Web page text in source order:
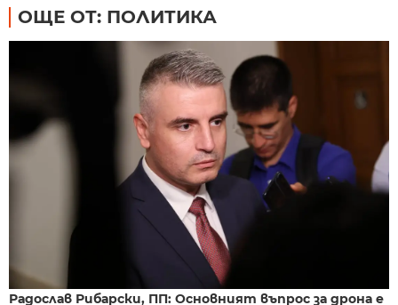
ОЩЕ ОТ: ПОЛИТИКА
Радослав Рибарски, ПП: Основният въпрос за дрона е